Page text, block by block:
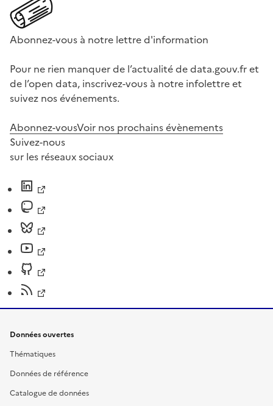
Abonnez-vous à notre lettre d'information
Pour ne rien manquer de l’actualité de data.gouv.fr et
de l’open data, inscrivez-vous à notre infolettre et
suivez nos événements.
Abonnez-vousVoir nos prochains évènements
Suivez-nous
sur les réseaux sociaux
Données ouvertes
Thématiques
Données de référence
Catalogue de données